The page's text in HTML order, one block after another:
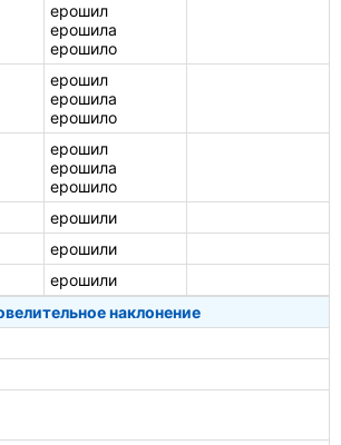
ерошил
ерошила
ерошило
ерошил
ерошила
ерошило
ерошил
ерошила
ерошило
ерошили
ерошили
ерошили
наклонение